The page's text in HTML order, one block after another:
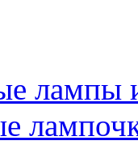
лампы